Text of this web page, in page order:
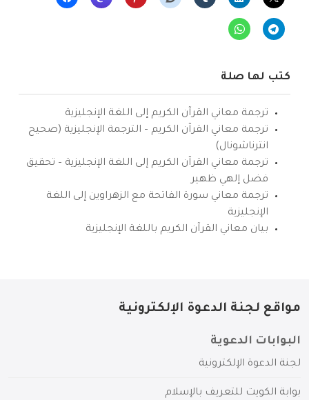
كتب لها صلة
ترجمة معاني القرآن الكريم إلى اللغة الإنجليزية
ترجمة معاني القرآن الكريم – الترجمة الإنجليزية (صحيح
انترناشونال)
ترجمة معاني القرآن الكريم إلى اللغة الإنجليزية – تحقيق
فضل إلهي ظهير
ترجمة معاني سورة الفاتحة مع الزهراوين إلى اللغة
الإنجليزية
بيان معاني القرآن الكريم باللغة الإنجليزية
مواقع لجنة الدعوة الإلكترونية
البوابات الدعوية
لجنة الدعوة الإلكترونية
بوابة الكويت للتعريف بالإسلام